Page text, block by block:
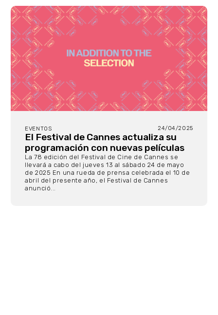
EVENTOS 24/04/2025
El Festival de Cannes actualiza su
programación con nuevas películas
La 78 edición del Festival de Cine de Cannes se
llevará a cabo del jueves 13 al sábado 24 de mayo
de 2025 En una rueda de prensa celebrada el 10 de
abril del presente año, el Festival de Cannes
anunció...